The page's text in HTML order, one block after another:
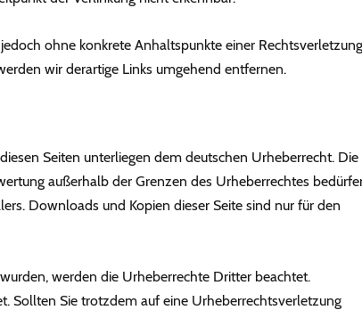
ohne konkrete Anhaltspunkte einer Rechtsverletzung
wir derartige Links umgehend entfernen.
Seiten unterliegen dem deutschen Urheberrecht. Die
außerhalb der Grenzen des Urheberrechtes
Downloads und Kopien dieser Seite sind nur für den
werden die Urheberrechte Dritter beachtet.
Sollten Sie trotzdem auf eine Urheberrechtsverletzung